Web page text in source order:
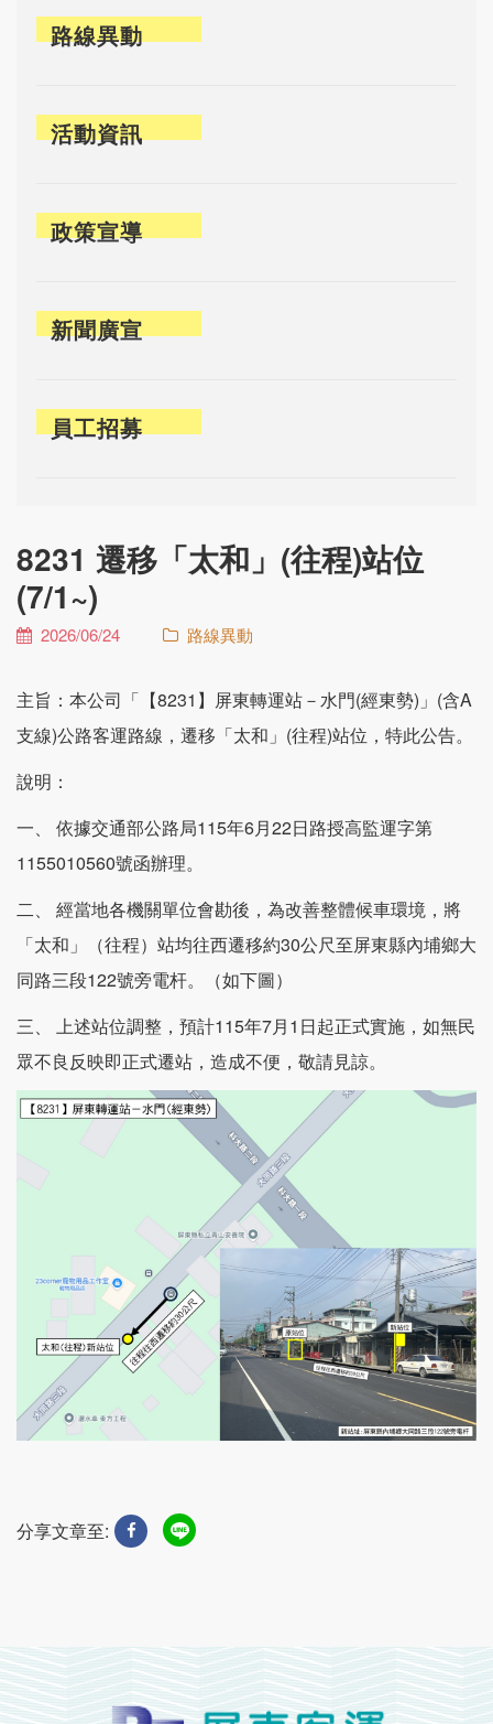
路線異動
活動資訊
政策宣導
新聞廣宣
員工招募
8231 遷移「太和」(往程)站位
(7/1~)
2026/06/24 路線異動
主旨：本公司「【8231】屏東轉運站－水門(經東勢)」(含A
支線)公路客運路線，遷移「太和」(往程)站位，特此公告。
說明：
一、 依據交通部公路局115年6月22日路授高監運字第
1155010560號函辦理。
二、 經當地各機關單位會勘後，為改善整體候車環境，將
「太和」（往程）站均往西遷移約30公尺至屏東縣內埔鄉大
同路三段122號旁電杆。（如下圖）
三、 上述站位調整，預計115年7月1日起正式實施，如無民
眾不良反映即正式遷站，造成不便，敬請見諒。
分享文章至: